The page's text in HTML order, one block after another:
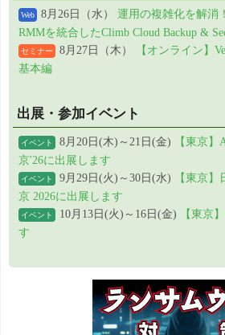
Web 8月26日（水） 運用の複雑化を解消
RMMを統合したClimb Cloud Backup &
セミナー 8月27日（木）
【オンライン】
基本編
出展・参加イベント
イベント 8月20日(木)～21日(金)
【東京
京'26に出展します
イベント 9月29日(火)～30日(水)
【東京
京 2026に出展します
イベント 10月13日(火)～16日(金)
【東京
す